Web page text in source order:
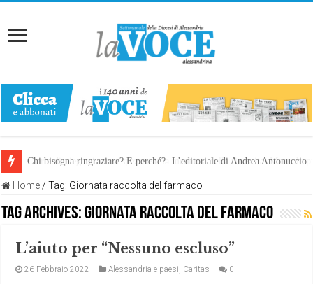
Chi bisogna ringraziare? E perché?- L’editoriale di Andrea Antonuccio
L’arte di piegarsi senza spezzarsi: la memoria della rinascita.
Home / Tag: Giornata raccolta del farmaco
Tag Archives:Giornata raccolta del farmaco
L’aiuto per “Nessuno escluso”
26 Febbraio 2022 Alessandria e paesi, Caritas 0